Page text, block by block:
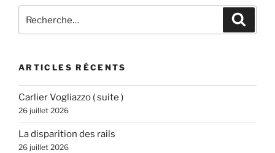
pour
ARTICLES RÉCENTS
Carlier Vogliazzo ( suite )
26 juillet 2026
La disparition des rails
26 juillet 2026